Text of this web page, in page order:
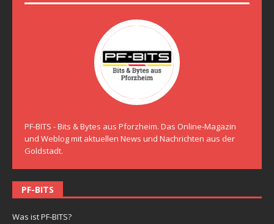
PF-BITS - Bits & Bytes aus Pforzheim. Das Online-Magazin
und Weblog mit aktuellen News und Nachrichten aus der
Goldstadt.
PF-BITS
Was ist PF-BITS?